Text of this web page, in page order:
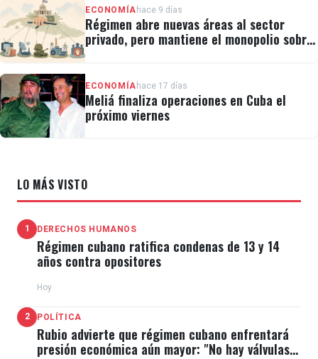
ECONOMÍA hace 9 días
Régimen abre nuevas áreas al sector
privado, pero mantiene el monopolio sobre
ECONOMÍA hace 17 días
Meliá finaliza operaciones en Cuba el
próximo viernes
LO MÁS VISTO
1 DERECHOS HUMANOS
Régimen cubano ratifica condenas de 13 y 14
años contra opositores
Hoy
2 POLÍTICA
Rubio advierte que régimen cubano enfrentará
presión económica aún mayor: "No hay válvulas